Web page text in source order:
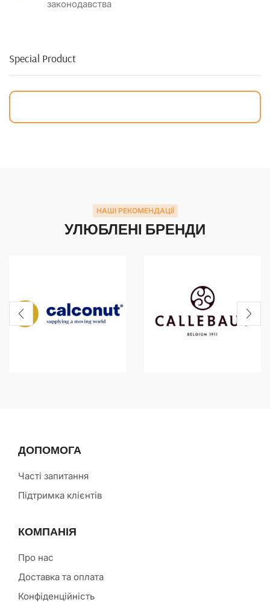
законодавства
Special Product
НАШІ РЕКОМЕНДАЦІЇ
УЛЮБЛЕНІ БРЕНДИ
ДОПОМОГА
Часті запитання
Підтримка клієнтів
КОМПАНІЯ
Про нас
Доставка та оплата
Конфіденційність